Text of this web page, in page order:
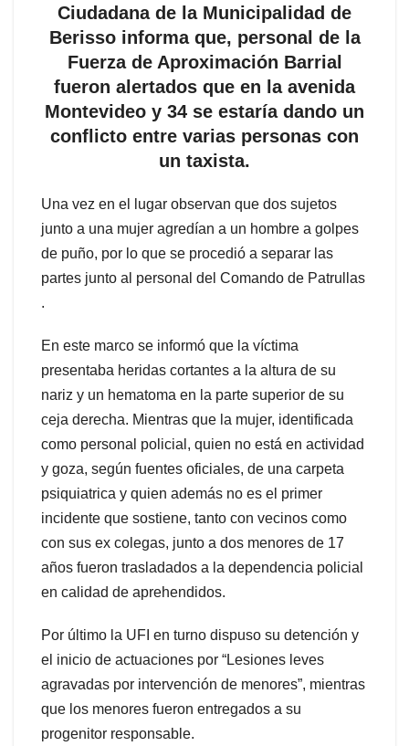
Ciudadana de la Municipalidad de
Berisso informa que, personal de la
Fuerza de Aproximación Barrial
fueron alertados que en la avenida
Montevideo y 34 se estaría dando un
conflicto entre varias personas con
un taxista.
Una vez en el lugar observan que dos sujetos
junto a una mujer agredían a un hombre a golpes
de puño, por lo que se procedió a separar las
partes junto al personal del Comando de Patrullas
.
En este marco se informó que la víctima
presentaba heridas cortantes a la altura de su
nariz y un hematoma en la parte superior de su
ceja derecha. Mientras que la mujer, identificada
como personal policial, quien no está en actividad
y goza, según fuentes oficiales, de una carpeta
psiquiatrica y quien además no es el primer
incidente que sostiene, tanto con vecinos como
con sus ex colegas, junto a dos menores de 17
años fueron trasladados a la dependencia policial
en calidad de aprehendidos.
Por último la UFI en turno dispuso su detención y
el inicio de actuaciones por “Lesiones leves
agravadas por intervención de menores”, mientras
que los menores fueron entregados a su
progenitor responsable.